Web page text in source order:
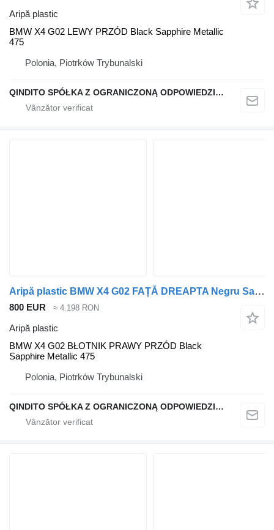
Aripă plastic
BMW X4 G02 LEWY PRZÓD Black Sapphire Metallic
475
Polonia, Piotrków Trybunalski
QINDITO SPÓŁKA Z OGRANICZONĄ ODPOWIEDZIALNOŚCIĄ
Aripă plastic BMW X4 G02 FAȚĂ DREAPTA Negru Safir Metalizat 475 BMW pentru automobil BMW X4 G02
800 EUR ≈ 4.198 RON
Aripă plastic
BMW X4 G02 BŁOTNIK PRAWY PRZÓD Black
Sapphire Metallic 475
Polonia, Piotrków Trybunalski
QINDITO SPÓŁKA Z OGRANICZONĄ ODPOWIEDZIALNOŚCIĄ